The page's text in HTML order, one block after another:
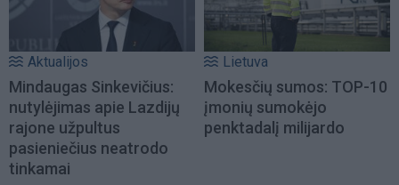
Aktualijos
Mindaugas Sinkevičius:
nutylėjimas apie Lazdijų
rajone užpultus
pasieniečius neatrodo
tinkamai
Lietuva
Mokesčių sumos: TOP-10
įmonių sumokėjo
penktadalį milijardo